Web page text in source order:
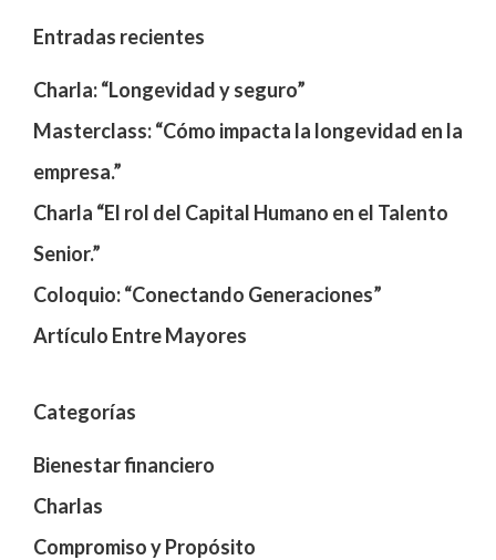
Entradas recientes
Charla: “Longevidad y seguro”
Masterclass: “Cómo impacta la longevidad en la
empresa.”
Charla “El rol del Capital Humano en el Talento
Senior.”
Coloquio: “Conectando Generaciones”
Artículo Entre Mayores
Categorías
Bienestar financiero
Charlas
Compromiso y Propósito